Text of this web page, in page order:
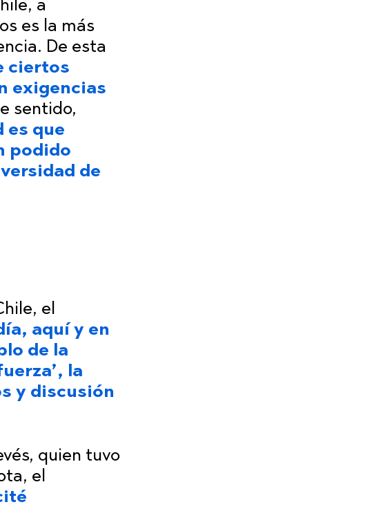
a
es la más
De esta
ciertos
exigencias
sentido,
es que
podido
de
el
aquí y en
de la
la
y discusión
quien tuvo
el